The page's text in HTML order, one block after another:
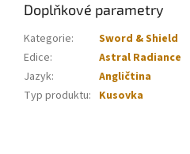
Doplňkové parametry
Kategorie:
Sword & Shield
Edice:
Astral Radiance
Jazyk:
Angličtina
Typ produktu: Kusovka